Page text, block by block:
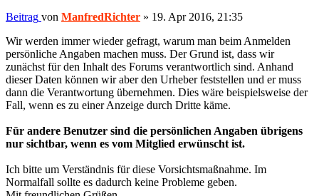
Beitrag von ManfredRichter » 19. Apr 2016, 21:35
Wir werden immer wieder gefragt, warum man beim Anmelden
persönliche Angaben machen muss. Der Grund ist, dass wir
zunächst für den Inhalt des Forums verantwortlich sind. Anhand
dieser Daten können wir aber den Urheber feststellen und er muss
dann die Verantwortung übernehmen. Dies wäre beispielsweise der
Fall, wenn es zu einer Anzeige durch Dritte käme.
Für andere Benutzer sind die persönlichen Angaben übrigens
nur sichtbar, wenn es vom Mitglied erwünscht ist.
Ich bitte um Verständnis für diese Vorsichtsmaßnahme. Im
Normalfall sollte es dadurch keine Probleme geben.